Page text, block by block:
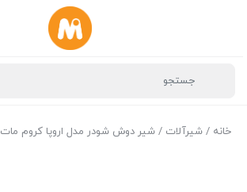
خانه / شیرآلات / شیر دوش شودر مدل اروپا کروم مات